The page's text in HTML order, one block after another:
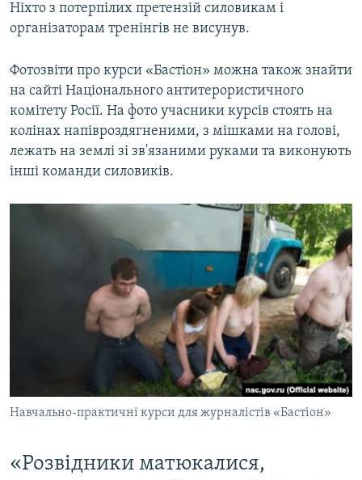
Ніхто з потерпілих претензій силовикам і
організаторам тренінгів не висунув.
Фотозвіти про курси «Бастіон» можна також знайти
на сайті Національного антитерористичного
комітету Росії. На фото учасники курсів стоять на
колінах напівроздягненими, з мішками на голові,
лежать на землі зі зв'язаними руками та виконують
інші команди силовиків.
Навчально-практичні курси для журналістів «Бастіон»
«Розвідники матюкалися,